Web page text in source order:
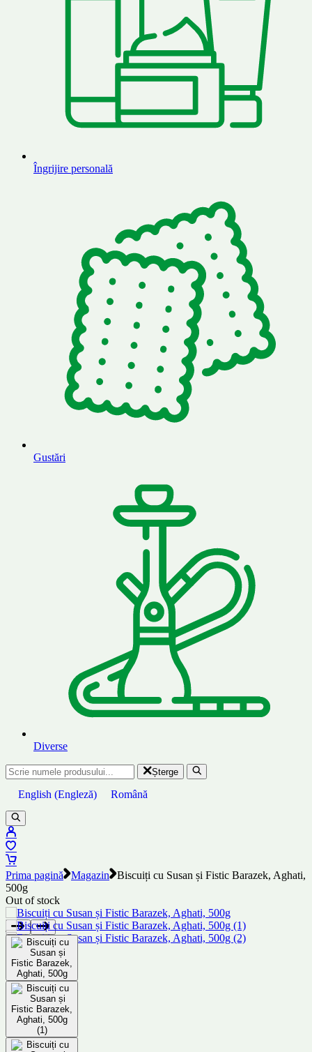
Îngrijire personală
Gustări
Diverse
Șterge
English (Engleză) Română
Prima pagină Magazin
Biscuiți cu Susan și Fistic Barazek, Aghati,
500g
Out of stock